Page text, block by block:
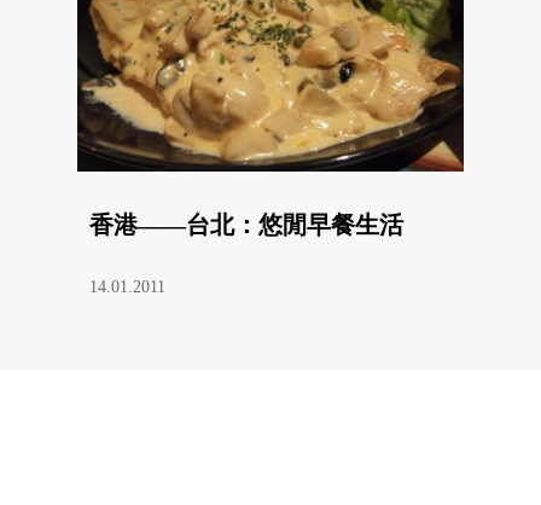
香港——台北：悠閒早餐生活
14.01.2011